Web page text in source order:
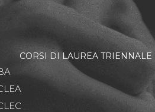
CORSI DI LAUREA TRIENNALE